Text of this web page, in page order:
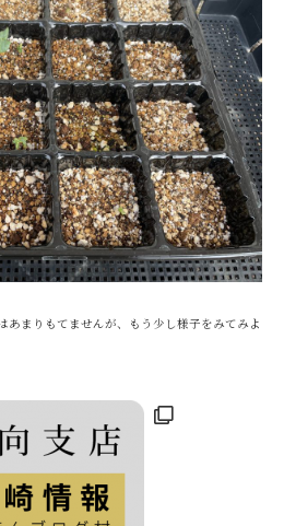
あまりもてませんが、もう少し様子をみてみよ